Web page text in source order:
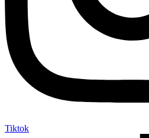
Tiktok